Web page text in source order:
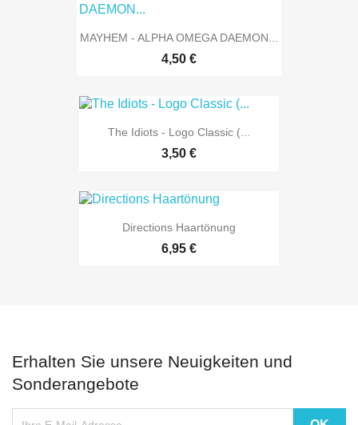
MAYHEM - ALPHA OMEGA DAEMON...
4,50 €
The Idiots - Logo Classic (...
3,50 €
Directions Haartönung
6,95 €
Erhalten Sie unsere Neuigkeiten und
Sonderangebote